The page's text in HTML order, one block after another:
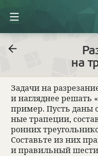
на
Задачи на
и нагляд­нее решать
при­мер. Пусть даны
ные трапе­ции,
рон­них
Составьте из них
и пра­виль­ный